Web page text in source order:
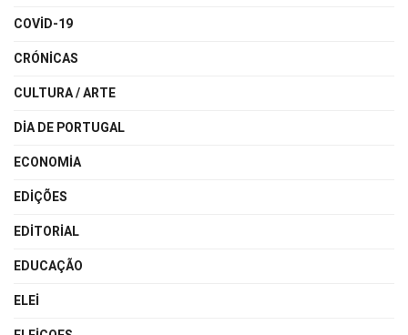
COVID-19
CRÓNICAS
CULTURA / ARTE
DIA DE PORTUGAL
ECONOMIA
EDIÇÕES
EDITORIAL
EDUCAÇÃO
ELEI